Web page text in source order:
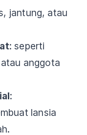
jantung, atau
: seperti
anggota
:
lansia